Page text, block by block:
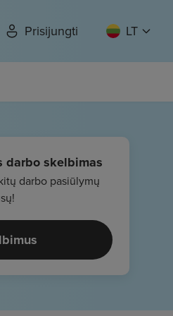
Prisijungti LT
darbo skelbimas
darbo pasiūlymų